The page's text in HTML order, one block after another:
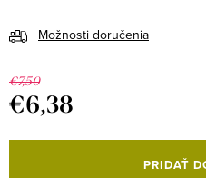
Možnosti doručenia
€7,50
€6,38
cena:
PRIDAŤ